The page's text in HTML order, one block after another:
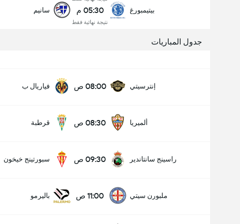
بيتيمبورغ 05:30 م
نتيجة نهائية فقط
سانيم
جدول المباريات
إنترسيتي 08:00 ص فياريال ب
ألميريا 08:30 ص قرطبة
راسينج سانتاندير 09:30 ص سبورتينج خيخون
ملبورن سيتي 11:00 ص باليرمو